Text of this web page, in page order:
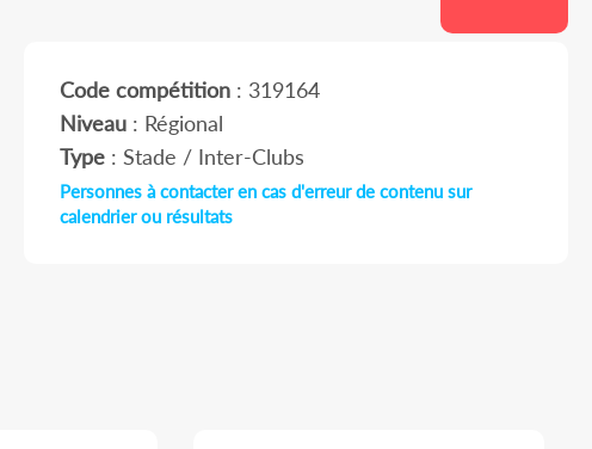
Code compétition: 319164
Niveau: Régional
Type: Stade / Inter-Clubs
Personnes à contacter en cas d'erreur de contenu sur
calendrier ou résultats